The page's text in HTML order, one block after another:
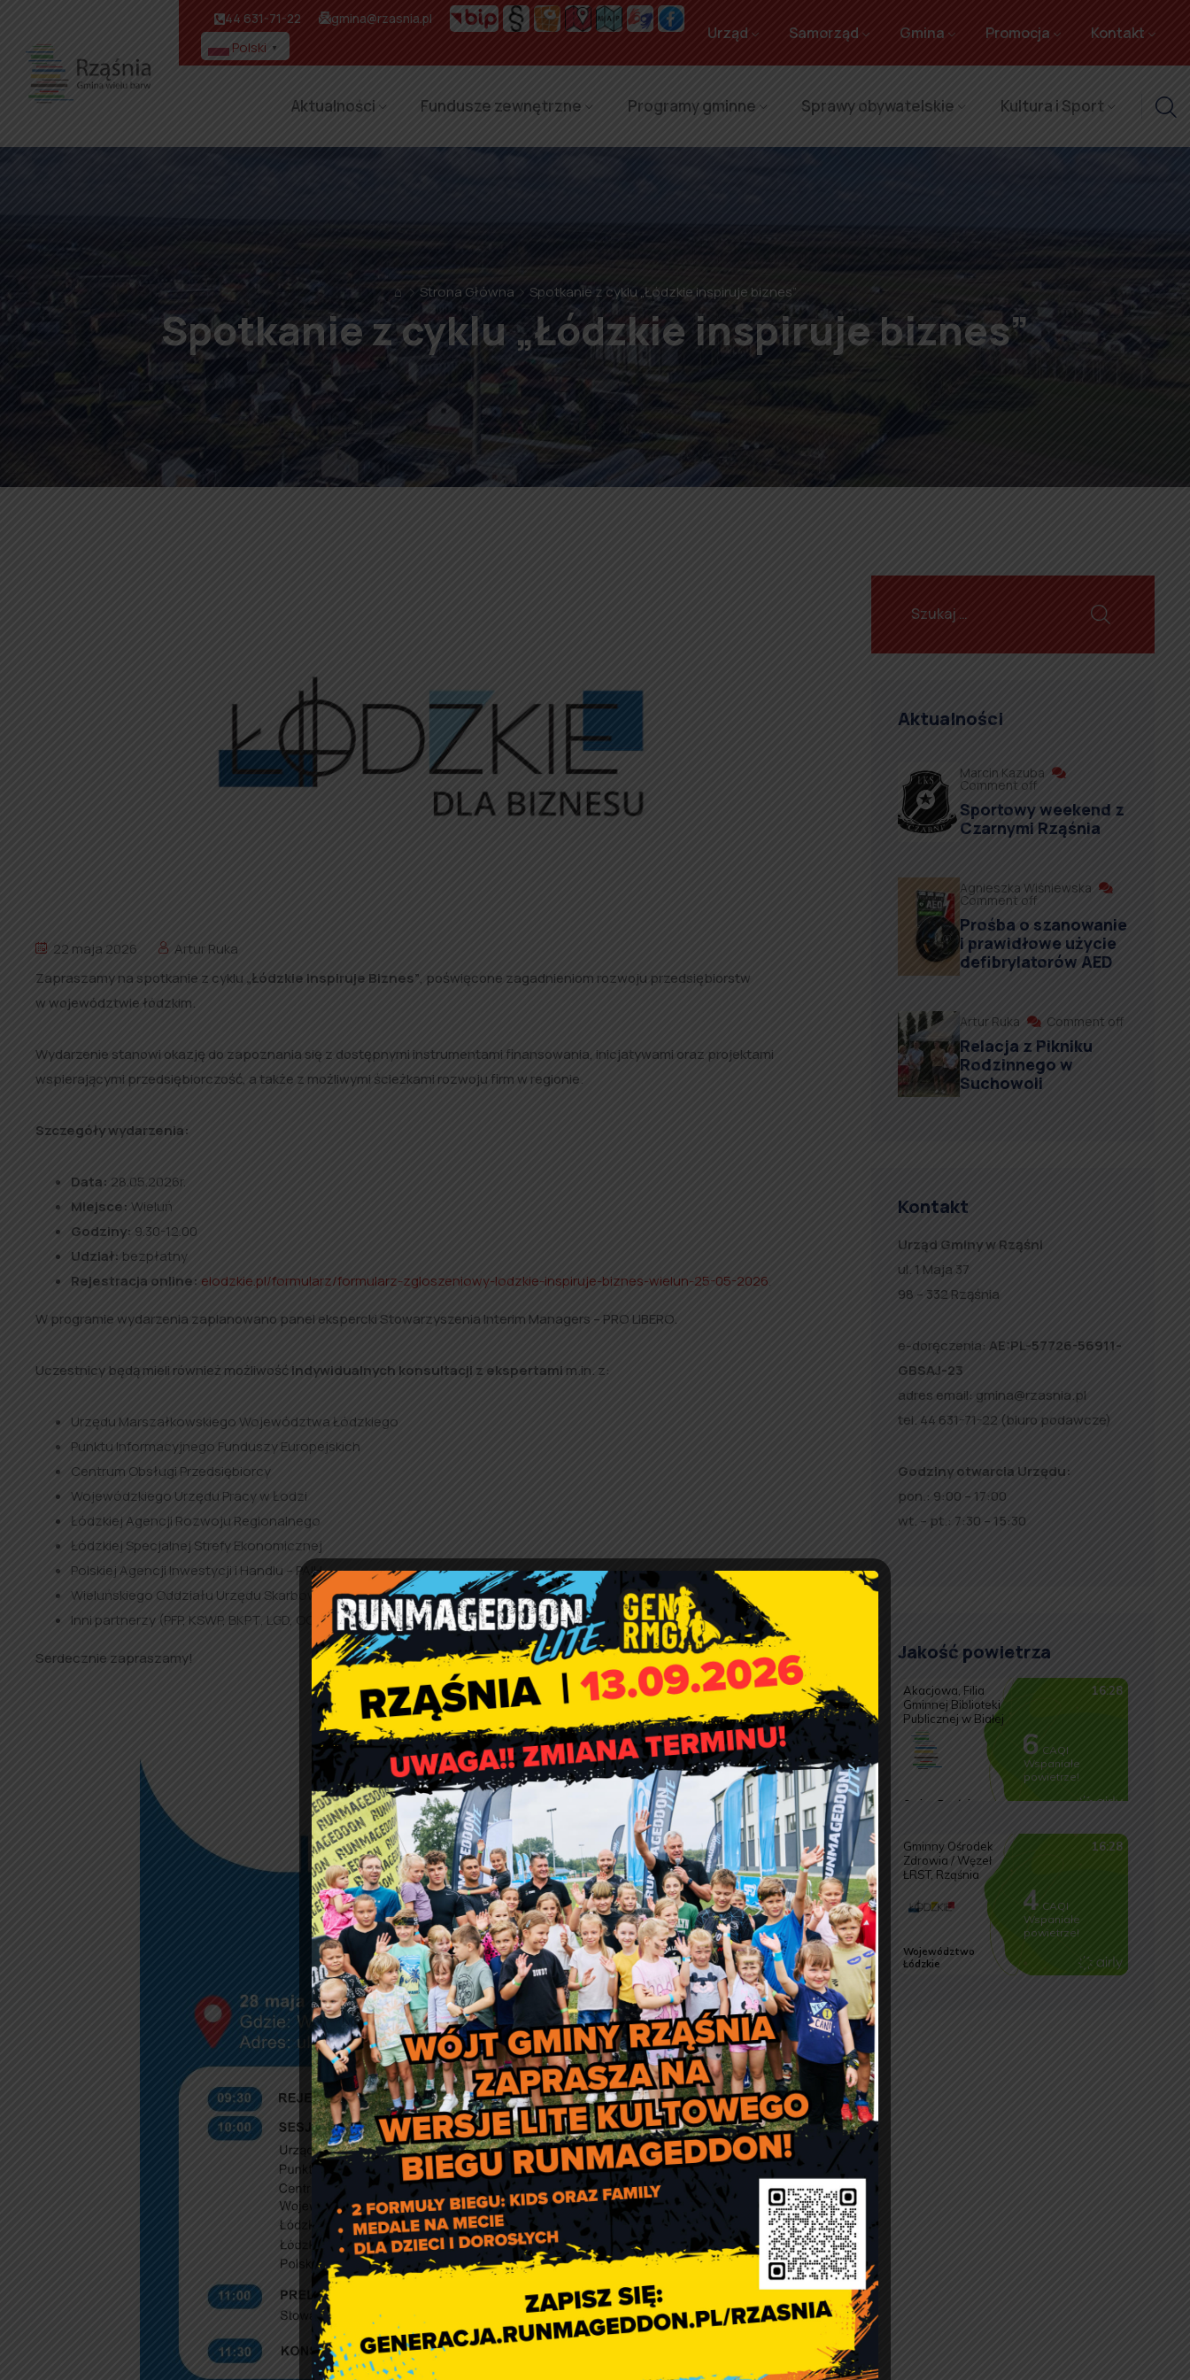
44 631-71-22 gmina@rzasnia.pl
Polski ▼
Urząd Samorząd Gmina Promocja Kontakt
Aktualności Fundusze zewnętrzne Programy gminne Sprawy obywatelskie Kultura i Sport
⌂ Strona Główna Spotkanie z cyklu „Łódzkie inspiruje biznes”
Spotkanie z cyklu „Łódzkie inspiruje biznes”
22 maja 2026
Artur Ruka
Zapraszamy na spotkanie z cyklu „Łódzkie Inspiruje Biznes”, poświęcone zagadnieniom rozwoju przedsiębiorstw
w województwie łódzkim.
Wydarzenie stanowi okazję do zapoznania się z dostępnymi instrumentami finansowania, inicjatywami oraz projektami
wspierającymi przedsiębiorczość, a także z możliwymi ścieżkami rozwoju firm w regionie.
Szczegóły wydarzenia:
Data: 28.05.2026r.
Miejsce: Wieluń
Godziny: 9.30-12.00
Udział: bezpłatny
Rejestracja online: elodzkie.pl/formularz/formularz-zgloszeniowy-lodzkie-inspiruje-biznes-wielun-25-05-2026.
W programie wydarzenia zaplanowano panel ekspercki Stowarzyszenia Interim Managers – PRO LIBERO.
Uczestnicy będą mieli również możliwośćindywidualnych konsultacji z ekspertami m.in. z:
Urzędu Marszałkowskiego Województwa Łódzkiego
Punktu Informacyjnego Funduszy Europejskich
Centrum Obsługi Przedsiębiorcy
Wojewódzkiego Urzędu Pracy w Łodzi
Łódzkiej Agencji Rozwoju Regionalnego
Łódzkiej Specjalnej Strefy Ekonomicznej
Polskiej Agencji Inwestycji i Handlu – PAIH
Wieluńskiego Oddziału Urzędu Skarbowego, ZUS i Powiatowych Urzędów Pracy Wieluń, Wieruszów, Pajęczno
Inni partnerzy (PFP, KSWP, BKPT, LGD, OCWP, ŁIPH, INSE, ŁDB, FRGZ, itp.)
Serdecznie zapraszamy!
Aktualności
Marcin Kazuba
Comment off
Sportowy weekend z
Czarnymi Rząśnia
Agnieszka Wiśniewska
Comment off
Prośba o szanowanie
i prawidłowe użycie
defibrylatorów AED
Artur Ruka Comment off
Relacja z Pikniku
Rodzinnego w
Suchowoli
Kontakt
Urząd Gminy w Rząśni
ul. 1 Maja 37
98 – 332 Rząśnia
e-doręczenia: AE:PL-57726-56911-
GBSAJ-23
adres email: gmina@rzasnia.pl
tel. 44 631-71-22 (biuro podawcze)
Godziny otwarcia Urzędu:
pon.: 9:00 – 17:00
wt. – pt.: 7:30 – 15:30
Jakość powietrza